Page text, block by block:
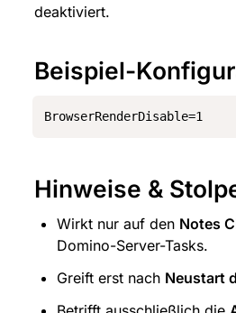
deaktiviert.
Beispiel-
BrowserRenderDisable=1
Hinweise &
Wirkt nur auf den Notes
Domino-Server-Tasks.
Greift erst nach Neustart